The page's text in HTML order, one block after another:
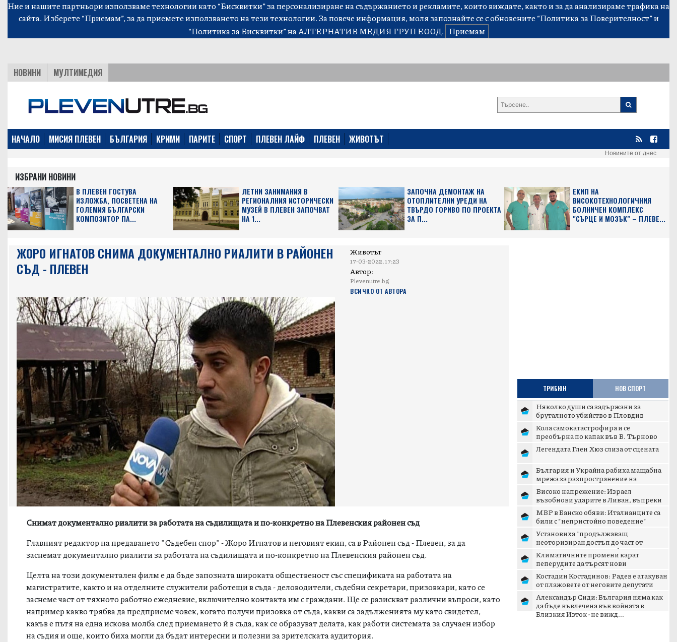
Ние и нашите партньори използваме технологии като “Бисквитки” за персонализиране на съдържанието и рекламите, които виждате, както и за да анализираме трафика на
сайта. Изберете “Приемам”, за да приемете използването на тези технологии. За повече информация, моля запознайте се с обновените“Политика за Поверителност”и
“Политика за Бисквитки”на АЛТЕРНАТИВ МЕДИЯ ГРУП ЕООД. Приемам
НОВИНИ МУЛТИМЕДИЯ
НАЧАЛО МИСИЯ ПЛЕВЕН БЪЛГАРИЯ КРИМИ ПАРИТЕ СПОРТ ПЛЕВЕН ЛАЙФ ПЛЕВЕН ЖИВОТЪТ
Новините от днес
ИЗБРАНИ НОВИНИ
В ПЛЕВЕН ГОСТУВА
ИЗЛОЖБА, ПОСВЕТЕНА НА
ГОЛЕМИЯ БЪЛГАРСКИ
КОМПОЗИТОР ПА...
ЛЕТНИ ЗАНИМАНИЯ В
РЕГИОНАЛНИЯ ИСТОРИЧЕСКИ
МУЗЕЙ В ПЛЕВЕН ЗАПОЧВАТ
НА 1...
ЗАПОЧНА ДЕМОНТАЖ НА
ОТОПЛИТЕЛНИ УРЕДИ НА
ТВЪРДО ГОРИВО ПО ПРОЕКТА
ЗА П...
ЕКИП НА
ВИСОКОТЕХНОЛОГИЧНИЯ
БОЛНИЧЕН КОМПЛЕКС
"СЪРЦЕ И МОЗЪК" – ПЛЕВЕ...
ЖОРО ИГНАТОВ СНИМА ДОКУМЕНТАЛНО РИАЛИТИ В РАЙОНЕН
СЪД - ПЛЕВЕН
Животът
17-03-2022, 17:23
Автор:
Plevenutre.bg
ВСИЧКО ОТ АВТОРА
Снимат документално риалити за работата на съдилищата и по-конкретно на Плевенския районен съд
Главният редактор на предаването "Съдебен спор" - Жоро Игнатов и неговият екип, са в Районен съд - Плевен, за да
заснемат документално риалити за работата на съдилищата и по-конкретно на Плевенския районен съд.
Целта на този документален филм е да бъде запозната широката общественост със спецификата на работата на
магистратите, както и на отделните служители работещи в съда - деловодители, съдебни секретари, призовкари, като се
заснеме част от тяхното работно ежедневие, включително контакта им с граждани. Ще се разискват различни въпроси, като
например какво трябва да предприеме човек, когато получи призовка от съда, какви са задълженията му като свидетел,
какъв е пътя на една искова молба след приемането й в съда, как се образуват делата, как работи системата за случаен избор
на съдия и още, които биха могли да бъдат интересни и полезни за зрителската аудитория.
ТРИБЮН НОВ СПОРТ
Няколко души са задържани за
бруталното убийство в Пловдив
Кола самокатастрофира и се
преобърна по капак във В. Търново
Легендата Глен Хюз слиза от сцената
България и Украйна рабиха мащабна
мрежа за разпространение на
наркотици
Високо напрежение: Израел
възобнови ударите в Ливан, въпреки
преговорите в Рим
МВР в Банско обяви: Италианците са
били с "непристойно поведение"
Установиха "продължаващ
неоторизиран достъп до част от
административните информационни
мре...
Климатичните промени карат
пеперудите да търсят нови
местообитания
Костадин Костадинов: Радев е атакуван
от плажoвете от неговите депутати
Александър Сиди: България няма как
да бъде въвлечена във войната в
Близкия Изток - не вижд...